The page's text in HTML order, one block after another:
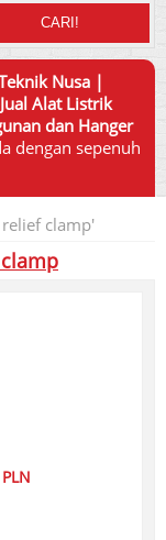
CARI!
Nusa |
Alat Listrik
dan Hanger
dengan sepenuh
clamp'